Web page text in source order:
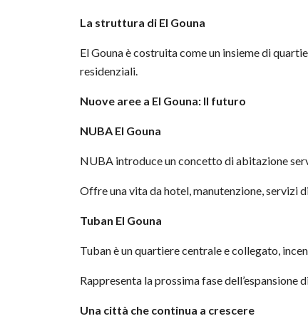
La struttura di El Gouna
El Gouna è costruita come un insieme di
residenziali.
Nuove aree a El Gouna: Il futuro
NUBA El Gouna
NUBA introduce un concetto di abitazione
Offre una vita da hotel, manutenzione, servizi
Tuban El Gouna
Tuban è un quartiere centrale e collegato,
Rappresenta la prossima fase
Una città che continua a crescere